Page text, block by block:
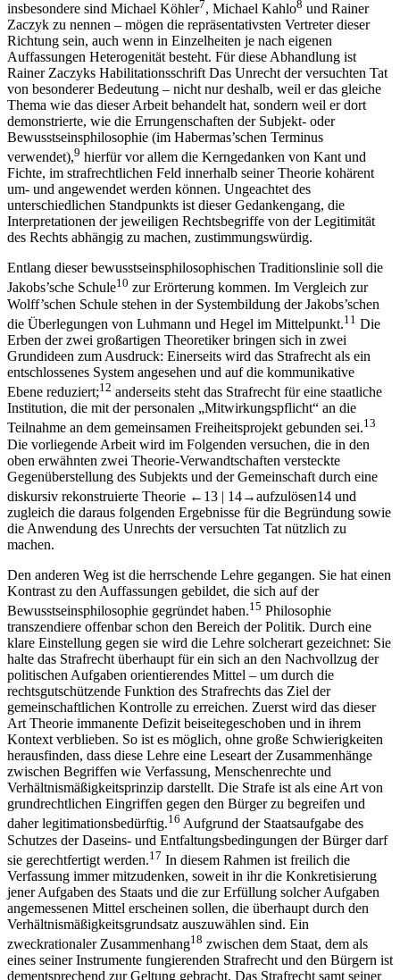
insbesondere sind Michael Köhler7, Michael Kahlo8 und Rainer
Zaczyk zu nennen – mögen die repräsentativsten Vertreter dieser
Richtung sein, auch wenn in Einzelheiten je nach eigenen
Auffassungen Heterogenität besteht. Für diese Abhandlung ist
Rainer Zaczyks Habilitationsschrift Das Unrecht der versuchten Tat
von besonderer Bedeutung – nicht nur deshalb, weil er das gleiche
Thema wie das dieser Arbeit behandelt hat, sondern weil er dort
demonstrierte, wie die Errungenschaften der Subjekt- oder
Bewusstseinsphilosophie (im Habermas’schen Terminus
verwendet),9 hierfür vor allem die Kerngedanken von Kantund
Fichte, im strafrechtlichen Feld innerhalb seiner Theorie kohärent
um- und angewendet werden können. Ungeachtet des
unterschiedlichen Standpunkts ist dieser Gedankengang, die
Interpretationen der jeweiligen Rechtsbegriffe von der Legitimität
des Rechts abhängig zu machen, zustimmungswürdig.
Entlang dieser bewusstseinsphilosophischen Traditionslinie soll die
Jakobs’sche Schule10 zur Erörterung kommen. Im Vergleich zur
Wolff’schen Schule stehen in der Systembildung derJakobs’schen
die Überlegungen von Luhmann und Hegel im Mittelpunkt.11 Die
Erben der zwei großartigen Theoretiker bringen sich in zwei
Grundideen zum Ausdruck: Einerseits wird das Strafrecht als ein
entschlossenes System angesehen und auf die kommunikative
Ebene reduziert;12 anderseits steht das Strafrecht für eine staatliche
Institution, die mit der personalen „Mitwirkungspflicht“ an die
Teilnahme an dem gemeinsamen Freiheitsprojekt gebunden sei.13
Die vorliegende Arbeit wird im Folgenden versuchen, die in den
oben erwähnten zwei Theorie-Verwandtschaften versteckte
Gegenüberstellung des Subjekts und der Gemeinschaft durch eine
diskursiv rekonstruierte Theorie ←13 | 14→aufzulösen14 und
zugleich die daraus folgenden Ergebnisse für die Begründung sowie
die Anwendung des Unrechts der versuchten Tat nützlich zu
machen.
Den anderen Weg ist die herrschende Lehre gegangen. Sie hat einen
Kontrast zu den Auffassungen gebildet, die sich auf der
Bewusstseinsphilosophie gegründet haben.15 Philosophie
transzendiere offenbar schon den Bereich der Politik. Durch eine
klare Einstellung gegen sie wird die Lehre solcherart gezeichnet: Sie
halte das Strafrecht überhaupt für ein sich an den Nachvollzug der
politischen Aufgaben orientierendes Mittel – um durch die
rechtsgutschützende Funktion des Strafrechts das Ziel der
gemeinschaftlichen Kontrolle zu erreichen. Zuerst wird das dieser
Art Theorie immanente Defizit beiseitegeschoben und in ihrem
Kontext verblieben. So ist es möglich, ohne große Schwierigkeiten
herausfinden, dass diese Lehre eine Leseart der Zusammenhänge
zwischen Begriffen wie Verfassung, Menschenrechte und
Verhältnismäßigkeitsprinzip darstellt. Die Strafe ist als eine Art von
grundrechtlichen Eingriffen gegen den Bürger zu begreifen und
daher legitimationsbedürftig.16 Aufgrund der Staatsaufgabe des
Schutzes der Daseins- und Entfaltungsbedingungen der Bürger darf
sie gerechtfertigt werden.17 In diesem Rahmen ist freilich die
Verfassung immer mitzudenken, soweit in ihr die Konkretisierung
jener Aufgaben des Staats und die zur Erfüllung solcher Aufgaben
angemessenen Mittel erscheinen sollen, die überhaupt durch den
Verhältnismäßigkeitsgrundsatz auszuwählen sind. Ein
zweckrationaler Zusammenhang18 zwischen dem Staat, dem als
eines seiner Instrumente fungierenden Strafrecht und den Bürgern ist
dementsprechend zur Geltung gebracht. Das Strafrecht samt seiner